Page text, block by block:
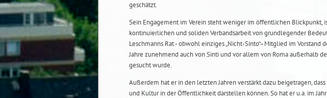
geschätzt.
Sein Engagement im Verein steht weniger im öffentlichen Blickpunkt,
kontinuierlichen und soliden Verbandsarbeit von grundlegender
Leschmanns Rat - obwohl einziges „Nicht-Sinto“–Mitglied im Vorstand
Jahre zunehmend auch von Sinti und vor allem von Roma außerhalb
gesucht wurde.
Außerdem hat er in den letzten Jahren verstärkt dazu beigetragen,
und Kultur in der Öffentlichkeit darstellen können. So hat er u.a. im